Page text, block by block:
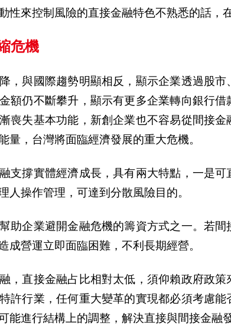
性來控制風險的直接金融特色不熟悉的話，
危機
，與國際趨勢明顯相反，顯示企業透過股
額仍不斷攀升，顯示有更多企業轉向銀行借
喪失基本功能，新創企業也不容易從間接
量，台灣將面臨經濟發展的重大危機。
支撐實體經濟成長，具有兩大特點，一是
人操作管理，可達到分散風險目的。
助企業避開金融危機的籌資方式之一。若
成營運立即面臨困難，不利長期經營。
，直接金融占比相對太低，須仰賴政府政
許行業，任何重大變革的實現都必須考慮能
能進行結構上的調整，解決直接與間接金融